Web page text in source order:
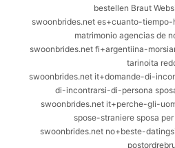
bestellen Braut
swoonbrides.net es+cuanto-
matrimonio agencias de
swoonbrides.net fi+argentiina-
tarinoita
swoonbrides.net it+domande-di-
di-incontrarsi-di-persona
swoonbrides.net it+perche-gli-
spose-straniere sposa
swoonbrides.net no+beste-